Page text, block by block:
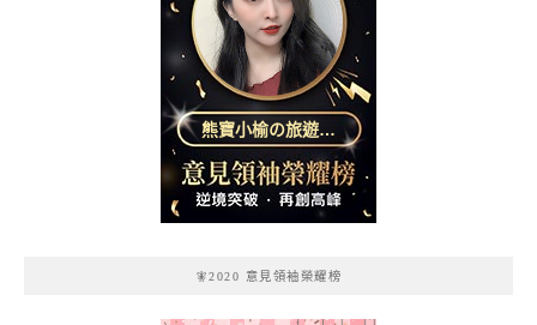
熊寶小榆の旅遊日
記
🧚2020 意見領袖榮耀榜